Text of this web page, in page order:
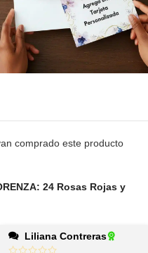
24 Rosas Rojas y
Liliana Contreras
comprado este producto